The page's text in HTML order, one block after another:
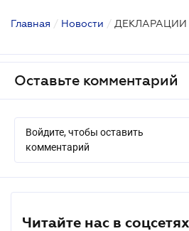
Главная / Новости /
Оставьте комментарий
Войдите, чтобы оставить
комментарий
Читайте нас в